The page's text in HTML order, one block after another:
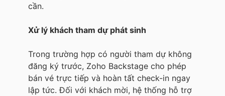
cần.
Xử lý khách tham dự phát sinh
Trong trường hợp có người tham dự không
đăng ký trước, Zoho Backstage cho phép
bán vé trực tiếp và hoàn tất check-in ngay
lập tức. Đối với khách mời, hệ thống hỗ trợ